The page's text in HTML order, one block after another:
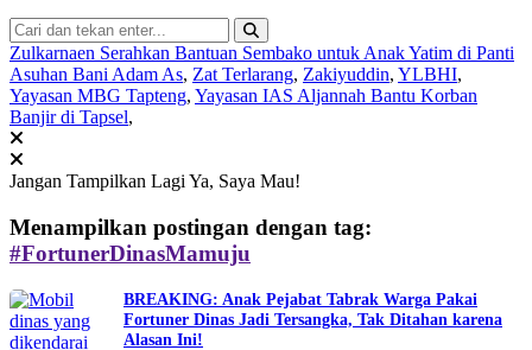
Zulkarnaen Serahkan Bantuan Sembako untuk Anak Yatim di Panti
Asuhan Bani Adam As, Zat Terlarang, Zakiyuddin, YLBHI,
Yayasan MBG Tapteng, Yayasan IAS Aljannah Bantu Korban
Banjir di Tapsel,
Jangan Tampilkan Lagi Ya, Saya Mau!
Menampilkan postingan dengan tag:
#FortunerDinasMamuju
BREAKING: Anak Pejabat Tabrak Warga Pakai
Fortuner Dinas Jadi Tersangka, Tak Ditahan karena
Alasan Ini!